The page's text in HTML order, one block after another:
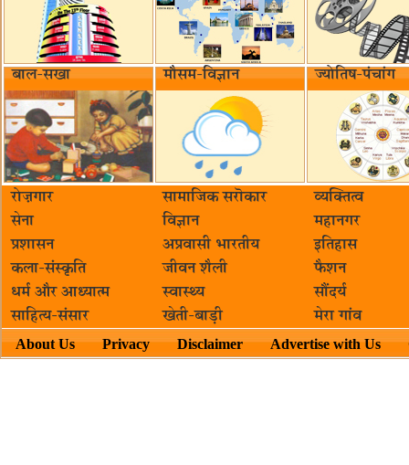
बाल-सखा मौसम-विज्ञान ज्योतिष-पंचांग
रोज़गार सामाजिक सरॊकार‌
व्यक्तित्व
सेना
विज्ञान
महानगर
प्रशासन
अप्रवासी भारतीय
इतिहास
कला-संस्कृति
जीवन शैली
फैशन
धर्म और आध्यात्म
स्वास्थ्य
सौंदर्य
साहित्य-संसार
खेती-बाड़ी मेरा गांव
About Us Privacy Disclaimer Advertise with Us